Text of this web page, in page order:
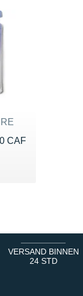
CAF
VERSAND BINNEN
24 STD